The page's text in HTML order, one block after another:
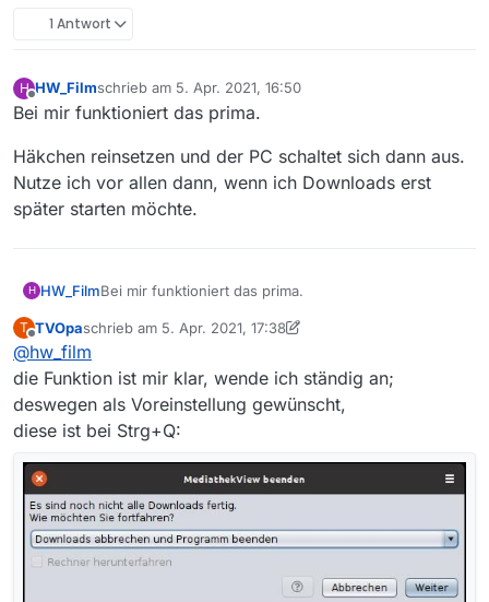
1 Antwort
H
Offline
HW_Filmschrieb am 5. Apr. 2021, 16:50
zuletzt editiert von
Bei mir funktioniert das prima.
Häkchen reinsetzen und der PC schaltet sich dann aus.
Nutze ich vor allen dann, wenn ich Downloads erst
später starten möchte.
H HW_FilmBei mir funktioniert das prima.
Häkchen reinsetzen und der PC schaltet sich dann
Nutze ich vor allen dann, wenn ich Downloads erst
später starten möchte.
T
Offline
TVOpaschrieb am 5. Apr. 2021, 17:38
zuletzt editiert von TVOpa 4. Mai 2021, 19:39
@hw_film
die Funktion ist mir klar, wende ich ständig an;
deswegen als Voreinstellung gewünscht,
diese ist bei Strg+Q: